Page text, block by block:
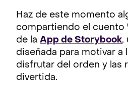
Haz de este momento
compartiendo el cuento
de la App de Storybook,
diseñada para motivar a
disfrutar del orden y las
divertida.